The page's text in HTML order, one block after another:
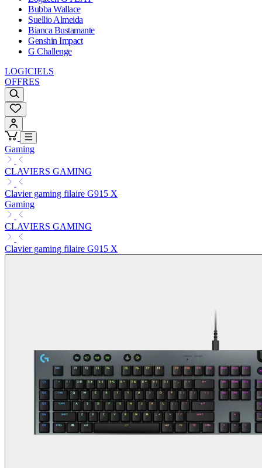
Bubba Wallace
Suellio Almeida
Bianca Bustamante
Genshin Impact
G Challenge
LOGICIELS
OFFRES
Gaming
CLAVIERS GAMING
Clavier gaming filaire G915 X
Gaming
CLAVIERS GAMING
Clavier gaming filaire G915 X